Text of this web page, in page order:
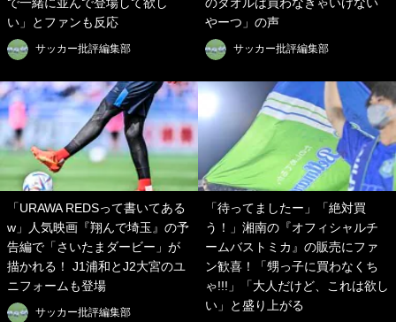
い」とファンも反応
サッカー批評編集部
やーつ」の声
サッカー批評編集部
「URAWA REDSって書いてある
w」人気映画『翔んで埼玉』の予
告編で「さいたまダービー」が
描かれる！ J1浦和とJ2大宮のユ
ニフォームも登場
サッカー批評編集部
「待ってましたー」「絶対買
う！」湘南の『オフィシャルチ
ームバストミカ』の販売にファ
ン歓喜！「甥っ子に買わなくち
ゃ!!!」「大人だけど、これは欲し
い」と盛り上がる